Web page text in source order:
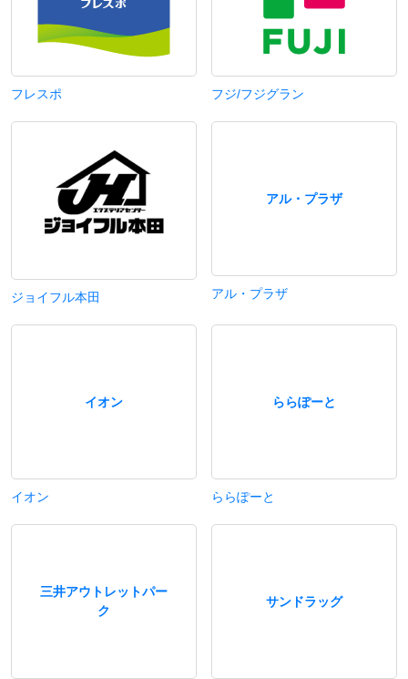
フレスポ フジ/フジグラン
ジョイフル本田
アル・プラザ
アル・プラザ
イオン
イオン
ららぽーと
ららぽーと
三井アウトレットパー
ク
サンドラッグ